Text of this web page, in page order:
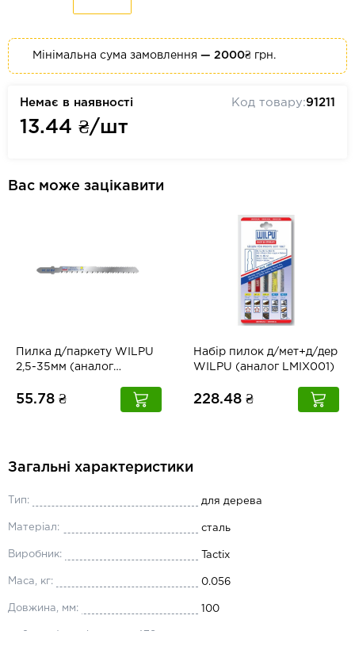
Мінімальна сума замовлення — 2000₴ грн.
Немає в наявності
13.44 ₴/шт
Код товару:91211
Вас може зацікавити
Пилка д/паркету WILPU
2,5-35мм (аналог
55.78 ₴
Набір пилок д/мет+д/дер
WILPU (аналог LMIX001)
228.48 ₴
Загальні характеристики
Тип: для дерева
Матеріал: сталь
Виробник: Tactix
Маса, кг: 0.056
Довжина, мм: 100